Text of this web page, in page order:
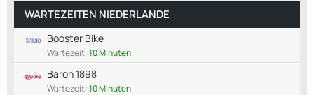
WARTEZEITEN NIEDERLANDE
Booster Bike
Wartezeit:10 Minuten
Baron 1898
Wartezeit:10 Minuten